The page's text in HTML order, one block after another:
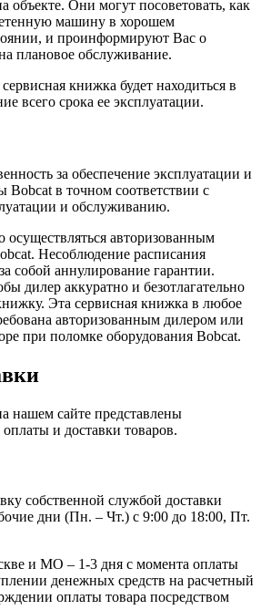
объекте. Они могут посоветовать, как
машину в хорошем
и проинформируют Вас о
плановое обслуживание.
книжка будет находиться в
всего срока ее эксплуатации.
за обеспечение эксплуатации и
в точном соответствии с
и обслуживанию.
авторизованным
Несоблюдение расписания
собой аннулирование гарантии.
дилер аккуратно и безотлагательно
Эта сервисная книжка в любое
авторизованным дилером или
при поломке оборудования Bobcat.
нашем сайте представлены
и доставки товаров.
собственной службой доставки
дни (Пн. – Чт.) с 9:00 до 18:00, Пт.
и МО – 1-3 дня с момента оплаты
денежных средств на расчетный
оплаты товара посредством